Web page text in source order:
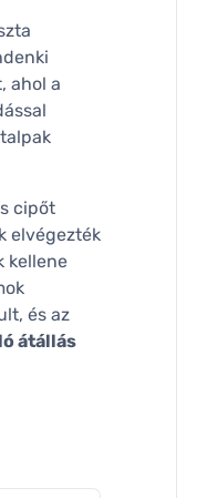
ahol a
cipőt
elvégezték
kellene
és az
átállás